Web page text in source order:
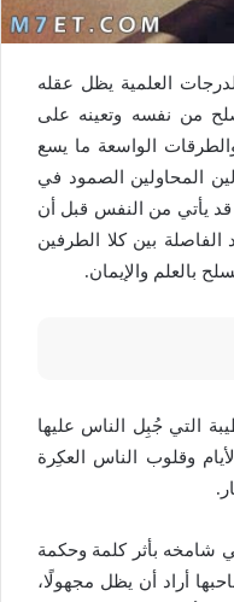
العلمية يظل عقله
من نفسه وتعينه على
الواسعة ما يسع
المحاولين الصمود في
قد يأتي من النفس قبل أن
بين كلا الطرفين
بالعلم والإيمان.
التي جُبِل الناس عليها
وقلوب الناس العكِرة
شامخه بأثر كلمة وحكمة
أراد أن يظل مجهولًا،